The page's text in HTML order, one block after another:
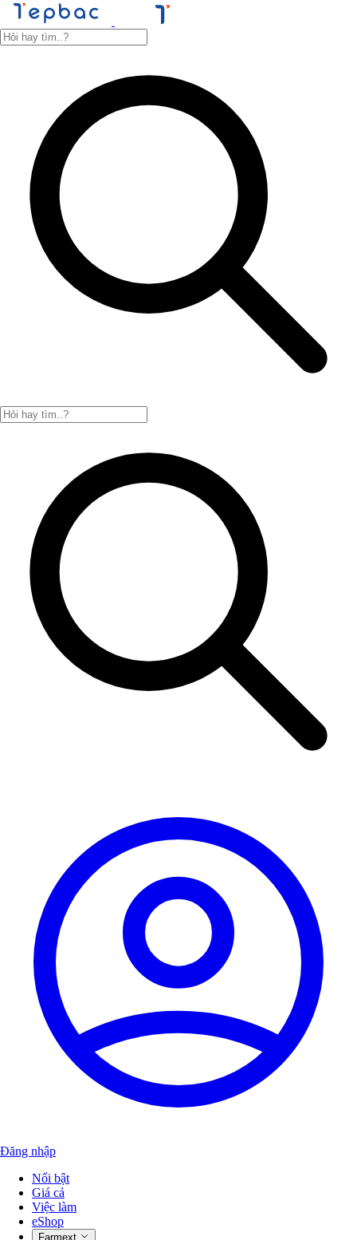
Đăng nhập
Nổi bật
Giá cả
Việc làm
eShop
Farmext